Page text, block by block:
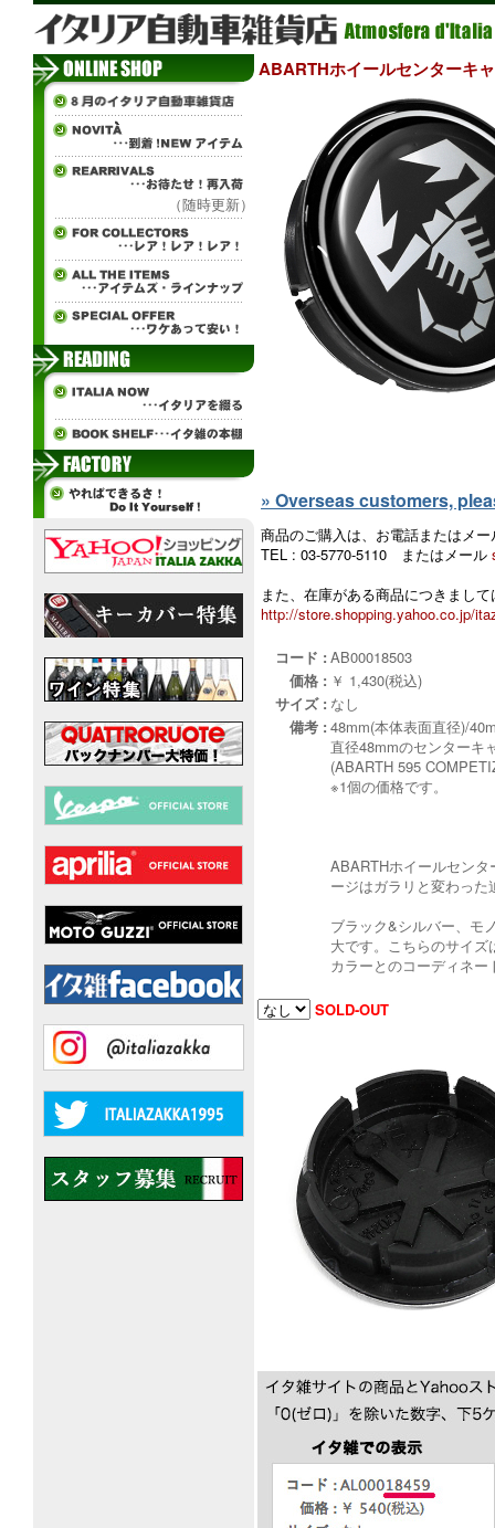
（随時更新）
ABARTHホイールセンターキ
» Overseas customers,
商品のご購入は、お電話またはメ
TEL : 03-5770-5110 またはメール
また、在庫がある商品につきまし
http://store.shopping.yahoo.co.jp/
コード : AB00018503
価格 : ￥ 1,430(税込)
サイズ : なし
備考 : 48mm(本体表面直径)/
直径48mmのセンターキ
(ABARTH 595
※1個の価格です。
ABARTHホイールセン
ージはガラリと変わった
ブラック&シルバー、モ
大です。こちらのサイ
カラーとのコーディネ
SOLD-OUT